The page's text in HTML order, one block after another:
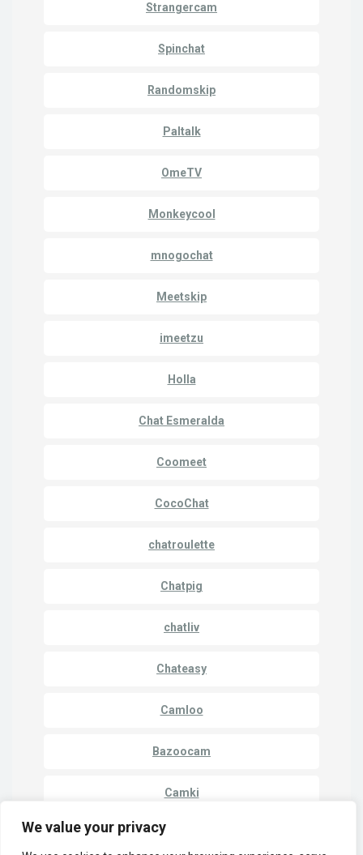
We value your privacy
Strangercam
Spinchat
Randomskip
Paltalk
OmeTV
Monkeycool
mnogochat
Meetskip
imeetzu
Holla
Chat Esmeralda
Coomeet
CocoChat
chatroulette
Chatpig
chatliv
Chateasy
Camloo
Bazoocam
Camki